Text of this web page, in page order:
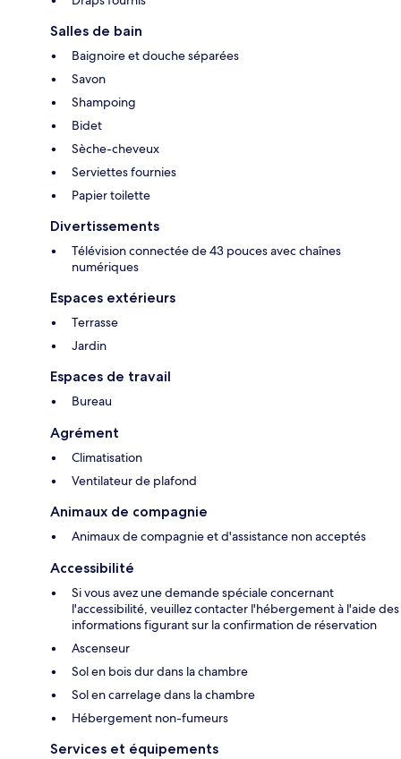
Salles de bain
Baignoire et douche séparées
Savon
Shampoing
Bidet
Sèche-cheveux
Serviettes fournies
Papier toilette
Divertissements
Télévision connectée de 43 pouces avec chaînes
numériques
Espaces extérieurs
Terrasse
Jardin
Espaces de travail
Bureau
Agrément
Climatisation
Ventilateur de plafond
Animaux de compagnie
Animaux de compagnie et d'assistance non acceptés
Accessibilité
Si vous avez une demande spéciale concernant
l'accessibilité, veuillez contacter l'hébergement à l'aide des
informations figurant sur la confirmation de réservation
Ascenseur
Sol en bois dur dans la chambre
Sol en carrelage dans la chambre
Hébergement non-fumeurs
Services et équipements